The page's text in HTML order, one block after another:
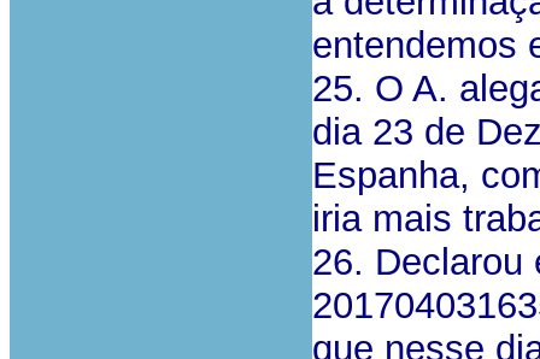
entendemos
25. O A.
dia 23 de
Espanha,
iria mais
26. Declarou
que nesse